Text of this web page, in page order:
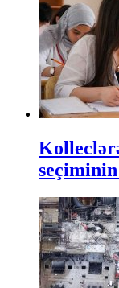
seçiminin